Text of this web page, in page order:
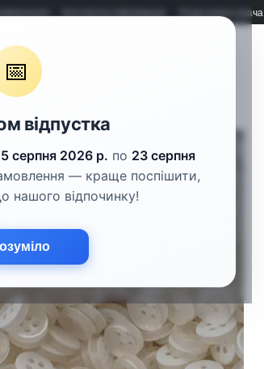
📅
відпустка
серпня 2026 р. по 23 серпня
— краще поспішити,
нашого відпочинку!
Контактна інформація Угода користувача
Шнури